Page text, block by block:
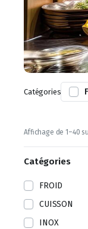
Catégories
Affichage de 1–40
Catégories
FROID
CUISSON
INOX